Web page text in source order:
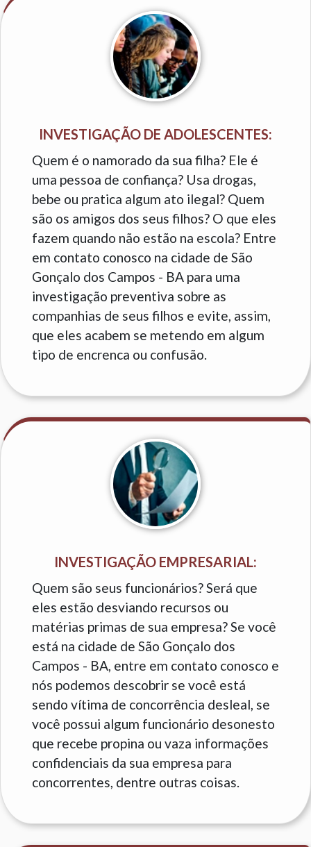
INVESTIGAÇÃO DE ADOLESCENTES:
Quem é o namorado da sua filha? Ele é
uma pessoa de confiança? Usa drogas,
bebe ou pratica algum ato ilegal? Quem
são os amigos dos seus filhos? O que eles
fazem quando não estão na escola? Entre
em contato conosco na cidade de São
Gonçalo dos Campos - BA para uma
investigação preventiva sobre as
companhias de seus filhos e evite, assim,
que eles acabem se metendo em algum
tipo de encrenca ou confusão.
INVESTIGAÇÃO EMPRESARIAL:
Quem são seus funcionários? Será que
eles estão desviando recursos ou
matérias primas de sua empresa? Se você
está na cidade de São Gonçalo dos
Campos - BA, entre em contato conosco e
nós podemos descobrir se você está
sendo vítima de concorrência desleal, se
você possui algum funcionário desonesto
que recebe propina ou vaza informações
confidenciais da sua empresa para
concorrentes, dentre outras coisas.